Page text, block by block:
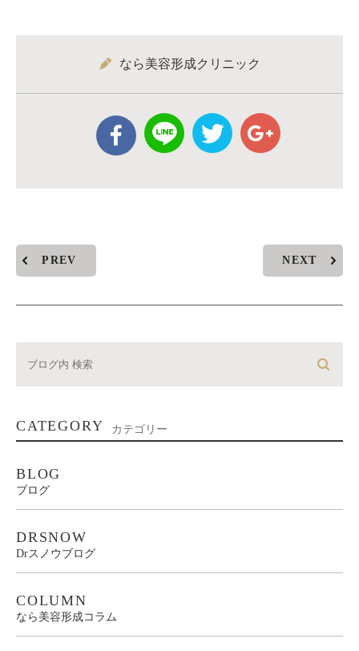
なら美容形成クリニック
PREV NEXT
CATEGORY カテゴリー
BLOG
ブログ
DRSNOW
Drスノウブログ
COLUMN
なら美容形成コラム